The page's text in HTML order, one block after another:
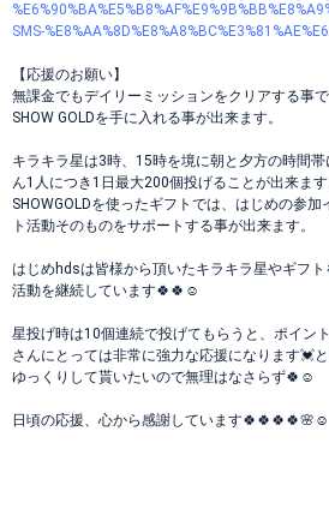
SMS-
【応援のお願い】
無課金でもデイリーミッションをクリアする事
SHOW GOLDを手に入れる事が出来ます。
キラキラ星は3時、15時を境に朝と夕方の時間
ん1人につき1日最大200個投げることが出来ます
SHOWGOLDを使ったギフトでは、はじめの参
ト活動そのものをサポートする事が出来ます。
はじめhdsは皆様から頂いたキラキラ星やギフ
活動を継続しています🍀🍀☺️
星投げ時は10個連続で投げてもらうと、ポイン
さんにとっては非常に強力な応援になります💓
ゆっくりして貰いたいので無理はなさらず🍀☺️
日頃の応援、心から感謝しています🍀🍀🍀🍀🌸☺️